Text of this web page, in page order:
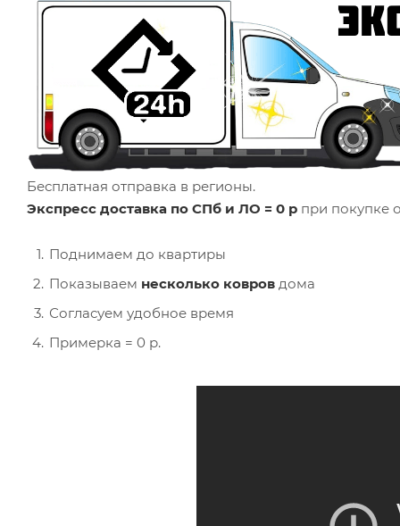
Бесплатная отправка в регионы.
Экспресс доставка по СПб и ЛО = 0 р при покупке
Поднимаем до квартиры
Показываем несколько ковров дома
Согласуем удобное время
Примерка = 0 р.